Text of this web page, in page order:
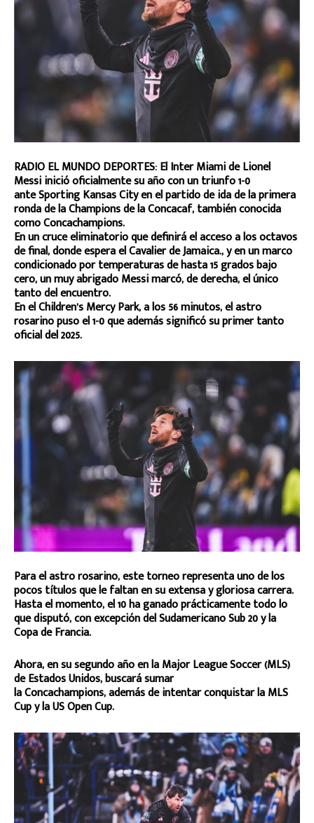
RADIO EL MUNDO DEPORTES: El Inter Miami de Lionel
Messi inició oficialmente su año con un triunfo 1-0
ante Sporting Kansas City en el partido de ida de la primera
ronda de la Champions de la Concacaf, también conocida
como Concachampions.
En un cruce eliminatorio que definirá el acceso a los octavos
de final, donde espera el Cavalier de Jamaica., y en un marco
condicionado por temperaturas de hasta 15 grados bajo
cero, un muy abrigado Messi marcó, de derecha, el único
tanto del encuentro.
En el Children’s Mercy Park, a los 56 minutos, el astro
rosarino puso el 1-0 que además significó su primer tanto
oficial del 2025.
Para el astro rosarino, este torneo representa uno de los
pocos títulos que le faltan en su extensa y gloriosa carrera.
Hasta el momento, el 10 ha ganado prácticamente todo lo
que disputó, con excepción del Sudamericano Sub 20 y la
Copa de Francia.
Ahora, en su segundo año en la Major League Soccer (MLS)
de Estados Unidos, buscará sumar
la Concachampions, además de intentar conquistar la MLS
Cup y la US Open Cup.